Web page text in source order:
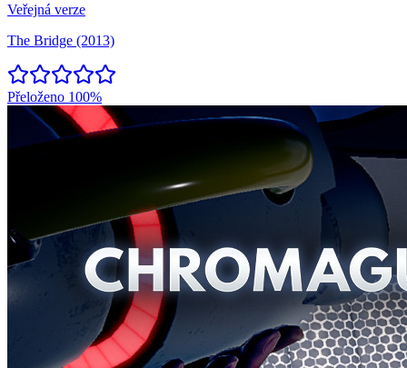
Veřejná verze
The Bridge (2013)
Přeloženo 100%